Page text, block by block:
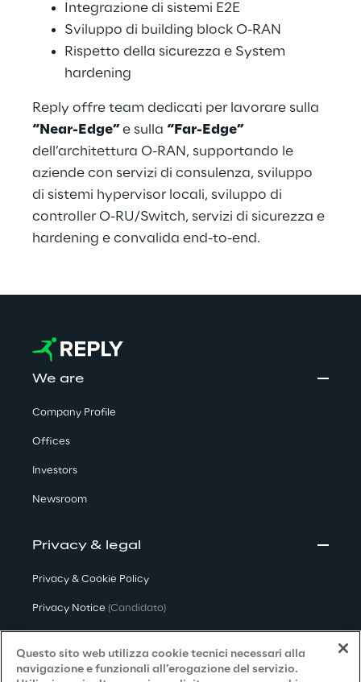
Integrazione di sistemi E2E
Sviluppo di building block O-RAN
Rispetto della sicurezza e System
hardening
Reply offre team dedicati per lavorare sulla
“Near-Edge” e sulla “Far-Edge”
dell’architettura O-RAN, supportando le
aziende con servizi di consulenza, sviluppo
di sistemi hypervisor locali, sviluppo di
controller O-RU/Switch, servizi di sicurezza e
hardening e convalida end-to-end.
We are
Company Profile
Offices
Investors
Newsroom
Privacy & legal
Privacy & Cookie Policy
Privacy Notice (Candidato)
Privacy Notice(Fornitore)
Questo sito web utilizza cookie tecnici necessari alla
navigazione e funzionali all’erogazione del servizio.